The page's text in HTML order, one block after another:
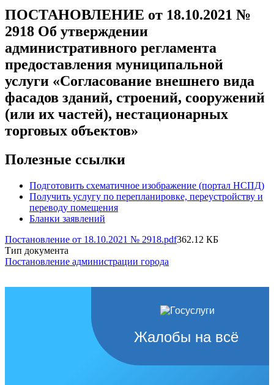
ПОСТАНОВЛЕНИЕ от 18.10.2021 №
2918 Об утверждении
административного регламента
предоставления муниципальной
услуги «Согласование внешнего вида
фасадов зданий, строений, сооружений
(или их частей), нестационарных
торговых объектов»
Полезные ссылки
Подготовить схематичное изображение (портал НСПД)
Получить услугу по перепланировке, переустройству и
переводу помещения
Бланки заявлений
Постановление от 18.10.2021 № 2918.pdf362.12 КБ
Тип документа
Постановление администрации города
Жалобы на всё